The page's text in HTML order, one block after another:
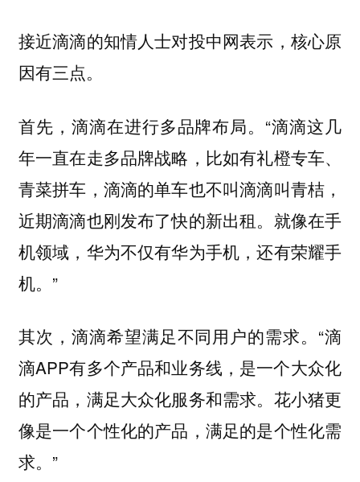
接近滴滴的知情人士对投中网表示，核心原
因有三点。
首先，滴滴在进行多品牌布局。“滴滴这几
年一直在走多品牌战略，比如有礼橙专车、
青菜拼车，滴滴的单车也不叫滴滴叫青桔，
近期滴滴也刚发布了快的新出租。就像在手
机领域，华为不仅有华为手机，还有荣耀手
机。”
其次，滴滴希望满足不同用户的需求。“滴
滴APP有多个产品和业务线，是一个大众化
的产品，满足大众化服务和需求。花小猪更
像是一个个性化的产品，满足的是个性化需
求。”